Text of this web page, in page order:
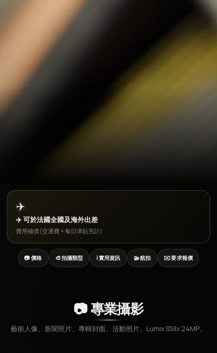
✈️
✈️ 可於法國全國及海外出差
費用補償(交通費 + 每日津貼另計)
📷 價格 🎨 拍攝類型 ℹ️ 實用資訊 🚁 航拍 ✉️ 要求報價
📷 專業攝影
藝術人像、新聞照片、專輯封面、活動照片。Lumix S5IIx 24MP。